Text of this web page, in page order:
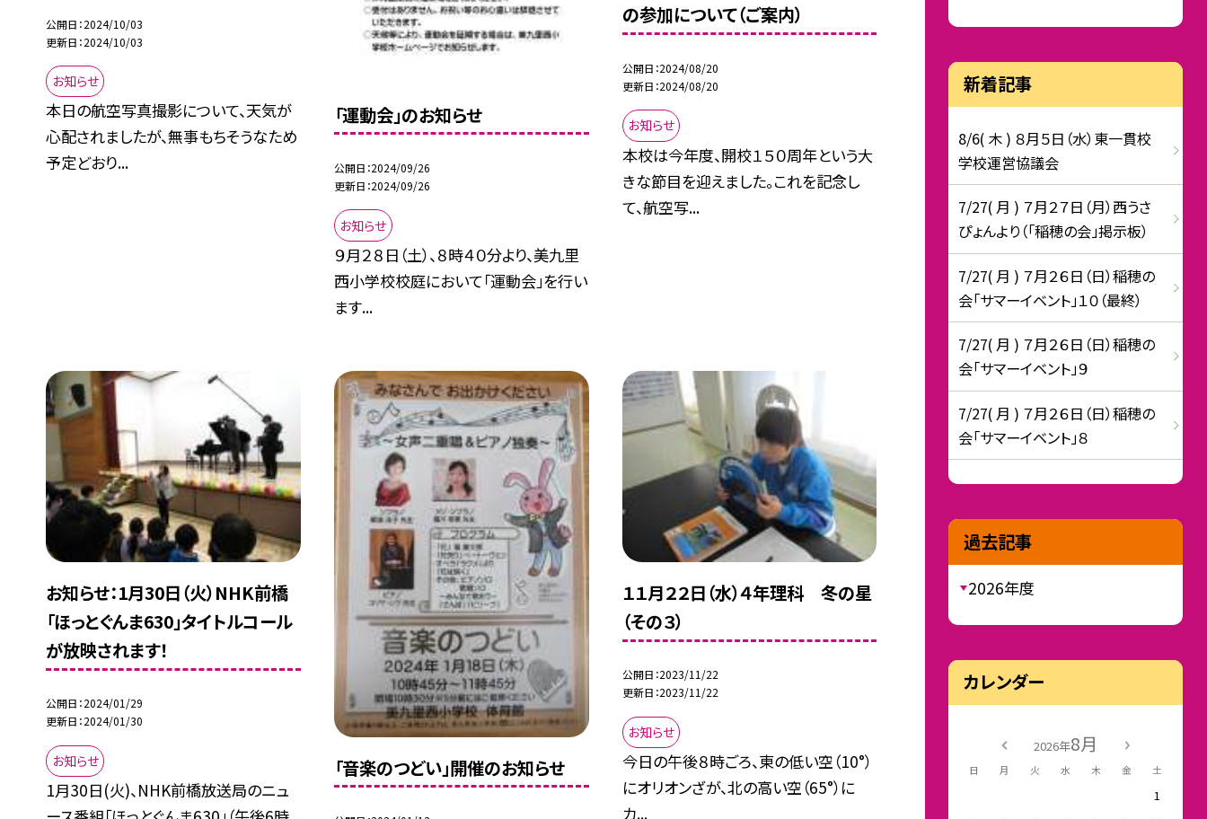
公開日 2024/10/03
更新日 2024/10/03
お知らせ
本日の航空写真撮影について、天気が
心配されましたが、無事もちそうなため
予定どおり...
「運動会」のお知らせ
公開日 2024/09/26
更新日 2024/09/26
お知らせ
９月２８日（土）、８時４０分より、美九里
西小学校校庭において「運動会」を行い
ます...
の参加について（ご案内）
公開日 2024/08/20
更新日 2024/08/20
お知らせ
本校は今年度、開校１５０周年という大
きな節目を迎えました。これを記念し
て、航空写...
お知らせ：1月30日（火）NHK前橋
「ほっとぐんま630」タイトルコール
が放映されます！
公開日 2024/01/29
更新日 2024/01/30
お知らせ
1月30日(火)、NHK前橋放送局のニュ
「音楽のつどい」開催のお知らせ
１１月２２日（水）４年理科 冬の星
（その３）
公開日 2023/11/22
更新日 2023/11/22
お知らせ
今日の午後８時ごろ、東の低い空（10°）
にオリオンざが、北の高い空（65°）に
カ...
新着記事
8/6( 木 ) ８月５日（水）東一貫校
学校運営協議会
7/27( 月 ) ７月２７日（月）西うさ
ぴょんより（「稲穂の会」掲示板）
7/27( 月 ) ７月２６日（日）稲穂の
会「サマーイベント」１０（最終）
7/27( 月 ) ７月２６日（日）稲穂の
会「サマーイベント」９
7/27( 月 ) ７月２６日（日）稲穂の
会「サマーイベント」８
過去記事
2026年度
カレンダー
2026年8月
日 月 火 水 木 金 土
1